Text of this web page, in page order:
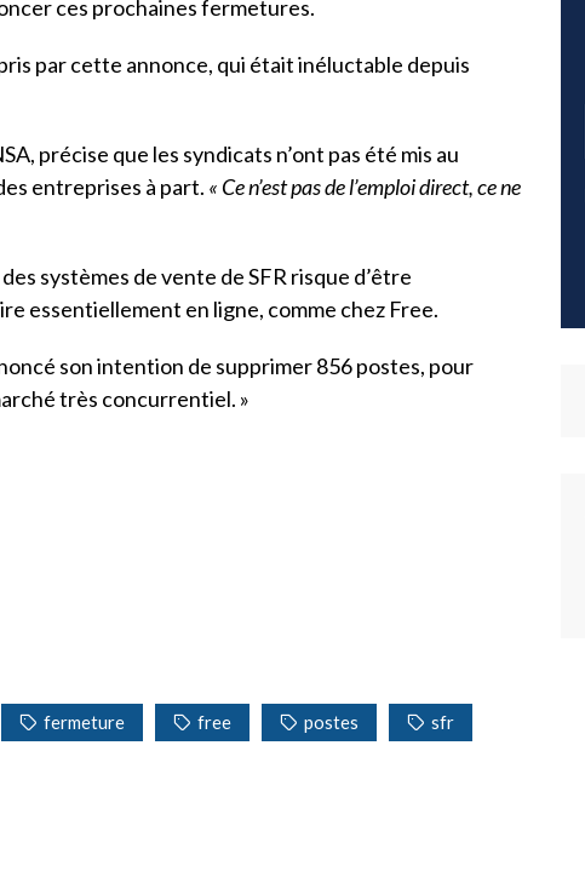
ces prochaines fermetures.
par cette annonce, qui était inéluctable depuis
précise que les syndicats n’ont pas été mis au
entreprises à part. « Ce n’est pas de l’emploi direct, ce ne
systèmes de vente de SFR risque d’être
essentiellement en ligne, comme chez Free.
son intention de supprimer 856 postes, pour
très concurrentiel. »
fermeture free postes sfr